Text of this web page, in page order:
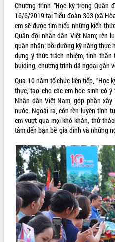
Chương trình “Học kỳ trong
16/6/2019 tại Tiểu đoàn 303 (xã
em sẽ được tìm hiểu những kiến
Quân đội nhân dân Việt Nam; rèn
quân nhân; bồi dưỡng kỹ năng thực
dựng ý thức trách nhiệm, tinh thần
buiding, chương trình dã ngoại gắn
Qua 10 năm tổ chức liên tiếp, “Học
thực, tạo cho các em học sinh có
Nhân dân Việt Nam, góp phần
nước. Ngoài ra, còn rèn luyện tính
em vượt qua mọi khó khăn, thử
tâm đến bạn bè, gia đình và những